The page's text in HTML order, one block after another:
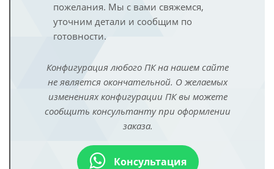
пожелания. Мы с вами свяжемся,
уточним детали и сообщим по
готовности.
Конфигурация любого ПК на нашем сайте
не является окончательной. О желаемых
изменениях конфигурации ПК вы можете
сообщить консультанту при оформлении
заказа.
Консультация